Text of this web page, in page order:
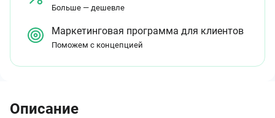
Больше — дешевле
Маркетинговая программа для клиентов
Поможем с концепцией
Описание